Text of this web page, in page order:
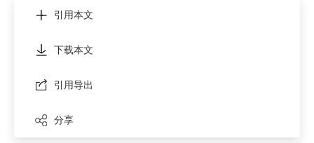
引用本文
下载本文
引用导出
分享